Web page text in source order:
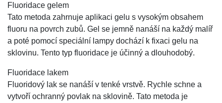
Fluoridace gelem
Tato metoda zahrnuje aplikaci gelu s vysokým obsahem
fluoru na povrch zubů. Gel se jemně nanáší na každý malíř
a poté pomocí speciální lampy dochází k fixaci gelu na
sklovinu. Tento typ fluoridace je účinný a dlouhodobý.
Fluoridace lakem
Fluoridový lak se nanáší v tenké vrstvě. Rychle schne a
vytvoří ochranný povlak na sklovině. Tato metoda je